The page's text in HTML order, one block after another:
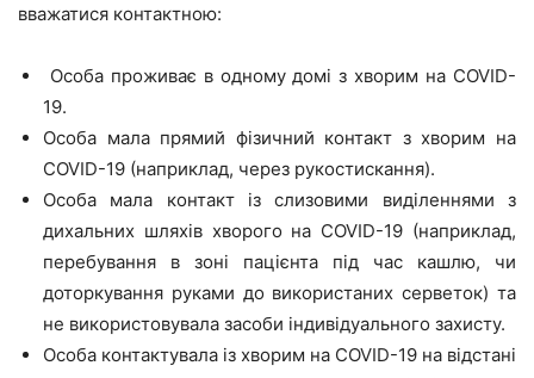
вважатися контактною:
Особа проживає в одному домі з хворим на COVID-
19.
Особа мала прямий фізичний контакт з хворим на
COVID-19 (наприклад, через рукостискання).
Особа мала контакт із слизовими виділеннями з
дихальних шляхів хворого на COVID-19 (наприклад,
перебування в зоні пацієнта під час кашлю, чи
доторкування руками до використаних серветок) та
не використовувала засоби індивідуального захисту.
Особа контактувала із хворим на COVID-19 на відстані